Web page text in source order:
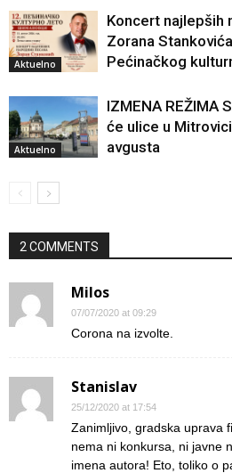
Aktuelno
Koncert najlepših
Zorana
Pećinačkog
Aktuelno
IZMENA REŽIMA
će ulice u
avgusta
2 COMMENTS
Milos
07/07/2020 at 09:29
Corona na izvolte.
Stanislav
25/12/2020 at 17:54
Zanimljivo, gradska uprava
nema ni konkursa, ni javne
imena autora! Eto, toliko o